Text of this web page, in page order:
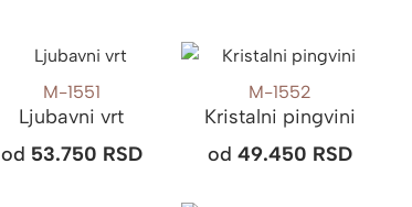
M-1551
Ljubavni vrt
od 53.750 RSD
M-1552
Kristalni pingvini
od49.450 RSD